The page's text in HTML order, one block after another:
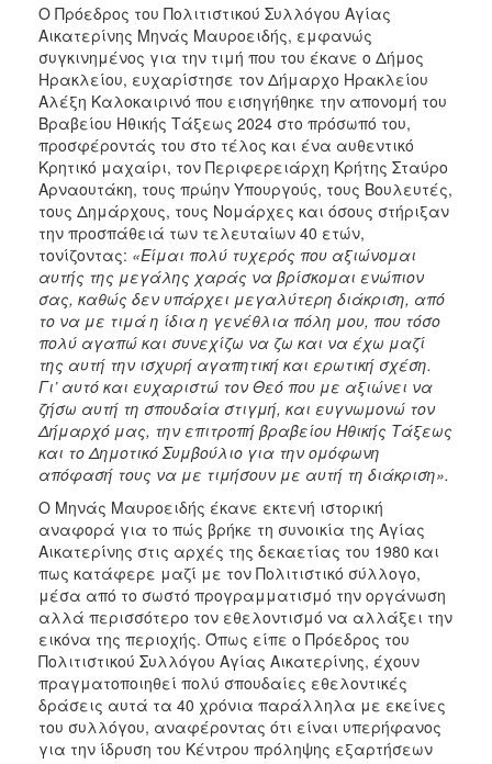
Ο Πρόεδρος του Πολιτιστικού Συλλόγου Αγίας
Αικατερίνης Μηνάς Μαυροειδής, εμφανώς
συγκινημένος για την τιμή που του έκανε ο Δήμος
Ηρακλείου, ευχαρίστησε τον Δήμαρχο Ηρακλείου
Αλέξη Καλοκαιρινό που εισηγήθηκε την απονομή του
Βραβείου Ηθικής Τάξεως 2024 στο πρόσωπό του,
προσφέροντάς του στο τέλος και ένα αυθεντικό
Κρητικό μαχαίρι, τον Περιφερειάρχη Κρήτης Σταύρο
Αρναουτάκη, τους πρώην Υπουργούς, τους Βουλευτές,
τους Δημάρχους, τους Νομάρχες και όσους στήριξαν
την προσπάθειά των τελευταίων 40 ετών,
τονίζοντας: «Είμαι πολύ τυχερός που αξιώνομαι
αυτής της μεγάλης χαράς να βρίσκομαι ενώπιον
σας, καθώς δεν υπάρχει μεγαλύτερη διάκριση, από
το να με τιμά η ίδια η γενέθλια πόλη μου, που τόσο
πολύ αγαπώ και συνεχίζω να ζω και να έχω μαζί
της αυτή την ισχυρή αγαπητική και ερωτική σχέση.
Γι’ αυτό και ευχαριστώ τον Θεό που με αξιώνει να
ζήσω αυτή τη σπουδαία στιγμή, και ευγνωμονώ τον
Δήμαρχό μας, την επιτροπή βραβείου Ηθικής Τάξεως
και το Δημοτικό Συμβούλιο για την ομόφωνη
απόφασή τους να με τιμήσουν με αυτή τη διάκριση».
Ο Μηνάς Μαυροειδής έκανε εκτενή ιστορική
αναφορά για το πώς βρήκε τη συνοικία της Αγίας
Αικατερίνης στις αρχές της δεκαετίας του 1980 και
πως κατάφερε μαζί με τον Πολιτιστικό σύλλογο,
μέσα από το σωστό προγραμματισμό την οργάνωση
αλλά περισσότερο τον εθελοντισμό να αλλάξει την
εικόνα της περιοχής. Όπως είπε ο Πρόεδρος του
Πολιτιστικού Συλλόγου Αγίας Αικατερίνης, έχουν
πραγματοποιηθεί πολύ σπουδαίες εθελοντικές
δράσεις αυτά τα 40 χρόνια παράλληλα με εκείνες
του συλλόγου, αναφέροντας ότι είναι υπερήφανος
για την ίδρυση του Κέντρου πρόληψης εξαρτήσεων